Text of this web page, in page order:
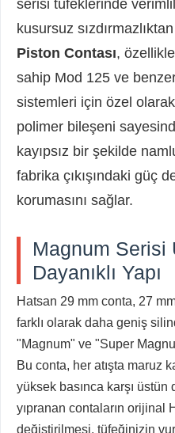
serisi tüfeklerinde
kusursuz
Piston Contası,
sahip Mod 125 ve
sistemleri için özel
polimer bileşeni
kayıpsız bir şekilde
fabrika çıkışındaki güç
korumasını sağlar.
Magnum Serisi
Dayanıklı Yapı
Hatsan 29 mm conta, 27
farklı olarak daha geniş
"Magnum" ve "Super
Bu conta, her atışta maruz
yüksek basınca karşı
yıpranan contaların orijinal
değiştirilmesi, tüfeğinizin